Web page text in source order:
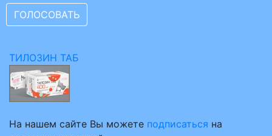
ТИЛОЗИН ТАБ
На нашем сайте Вы можете подписаться на